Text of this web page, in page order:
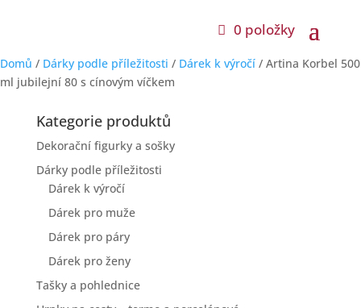
0 položky
Domů / Dárky podle příležitosti / Dárek k výročí / Artina Korbel 500
ml jubilejní 80 s cínovým víčkem
Kategorie produktů
Dekorační figurky a sošky
Dárky podle příležitosti
Dárek k výročí
Dárek pro muže
Dárek pro páry
Dárek pro ženy
Tašky a pohlednice